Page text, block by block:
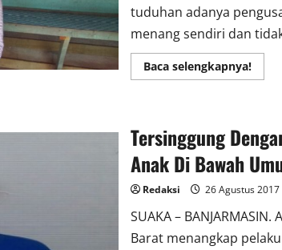
tuduhan adanya
menang sendiri dan
Baca selengkapnya!Read
more
Warga
​Tersinggung
Anak Di Bawah
Redaksi 26 Agustus 2017
SUAKA –
Barat menangkap